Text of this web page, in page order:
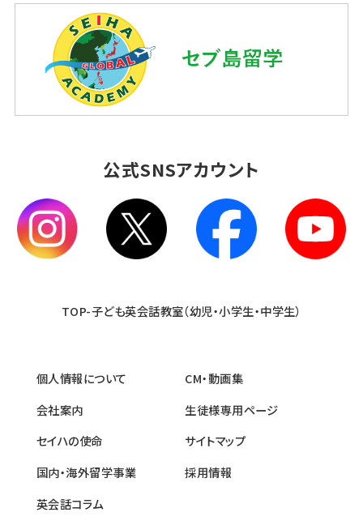
公式SNSアカウント
TOP-子ども英会話教室（幼児・小学生・中学生）
個人情報について
会社案内
セイハの使命
国内・海外留学事業
英会話コラム
CM・動画集
生徒様専用ページ
サイトマップ
採用情報